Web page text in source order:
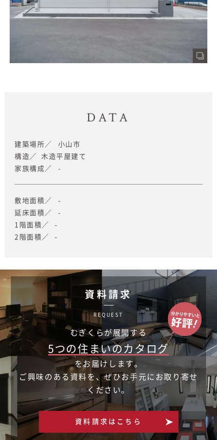
DATA
建築場所
小山市
構造
木造平屋建て
家族構成
-
敷地面積
-
延床面積
-
1階面積
-
2階面積
-
資料請求
REQUEST
むぎくらが展開する
5つの住まいのカタログ
をお届けします。
ご興味のある資料を、ぜひお手元にお取り寄せ
ください。
資料請求はこちら